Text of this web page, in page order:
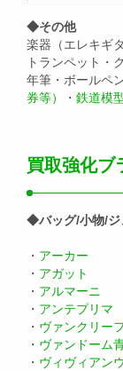
◆その他
楽器（エレキギ
トランペット・
年筆・ボールペ
券等）
・ 鉄道模
買取強化ブ
◆バッグ/小物/ジ
・ アーカー
・ アガット
・ アルマーニ
・ アンテプリマ
・ ヴァンクリー
・ ヴァンドーム
・ ヴィヴィアン